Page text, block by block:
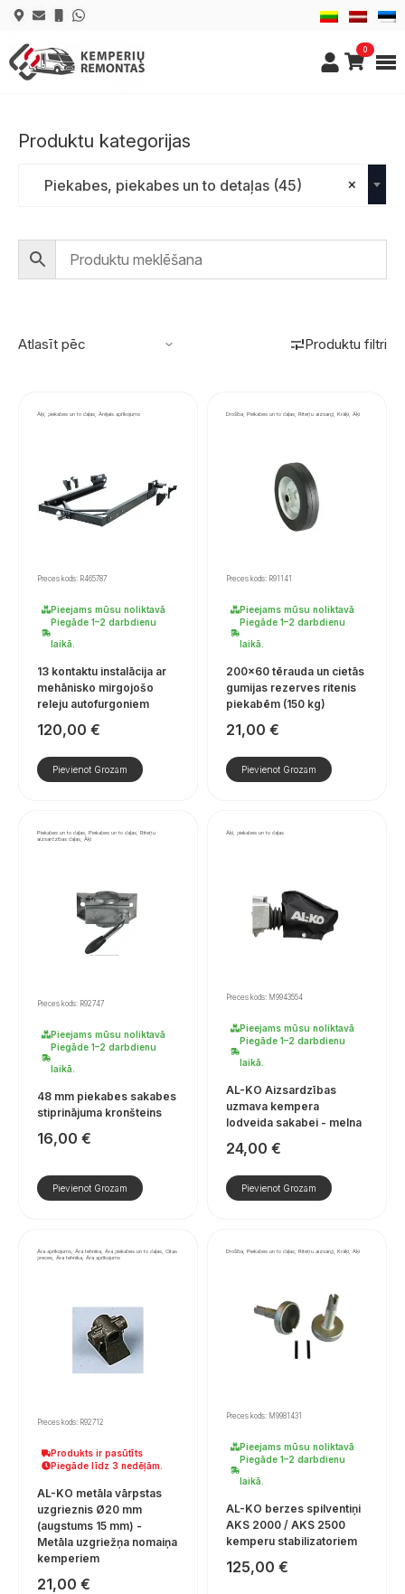
0
Produktu kategorijas
×
Piekabes, piekabes un to detaļas (45)
Produktu filtri
Āķi, piekabes un to daļas, Ārējais aprīkojums
Preces kods: R465787
Pieejams mūsu noliktavā
Piegāde 1–2 darbdienu
laikā.
13 kontaktu instalācija ar
mehānisko mirgojošo
releju autofurgoniem
120,00 €
Pievienot Grozam
Drošība, Piekabes un to daļas, Riteņu aizsargi, Krāķi, Āķi
Preces kods: R91141
Pieejams mūsu noliktavā
Piegāde 1–2 darbdienu
laikā.
200×60 tērauda un cietās
gumijas rezerves ritenis
piekabēm (150 kg)
21,00 €
Pievienot Grozam
Piekabes un to daļas, Piekabes un to daļas, Riteņu
aizsardzības daļas, Āķi
Preces kods: R92747
Pieejams mūsu noliktavā
Piegāde 1–2 darbdienu
laikā.
48 mm piekabes sakabes
stiprinājuma kronšteins
16,00 €
Pievienot Grozam
Āķi, piekabes un to daļas
Preces kods: M9943554
Pieejams mūsu noliktavā
Piegāde 1–2 darbdienu
laikā.
AL-KO Aizsardzības
uzmava kempera
lodveida sakabei - melna
24,00 €
Pievienot Grozam
Āra aprīkojums, Āra tehnika, Āra piekabes un to daļas, Citas
preces, Āra tehnika, Āra aprīkojums
Preces kods: R92712
Produkts ir pasūtīts
Piegāde līdz 3 nedēļām.
AL-KO metāla vārpstas
uzgrieznis Ø20 mm
(augstums 15 mm) -
Metāla uzgriežņa nomaiņa
kemperiem
21,00 €
Drošība, Piekabes un to daļas, Riteņu aizsargi, Krāķi, Āķi
Preces kods: M9981431
Pieejams mūsu noliktavā
Piegāde 1–2 darbdienu
laikā.
AL-KO berzes spilventiņi
AKS 2000 / AKS 2500
kemperu stabilizatoriem
125,00 €